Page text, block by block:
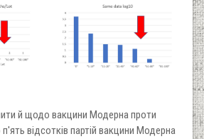
й щодо вакцини Модерна проти
відсотків партій вакцини Модерна